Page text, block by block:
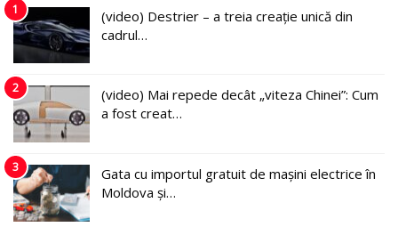
1
(video) Destrier – a treia creație unică din
cadrul…
2
(video) Mai repede decât „viteza Chinei”: Cum
a fost creat…
3
Gata cu importul gratuit de mașini electrice în
Moldova și…